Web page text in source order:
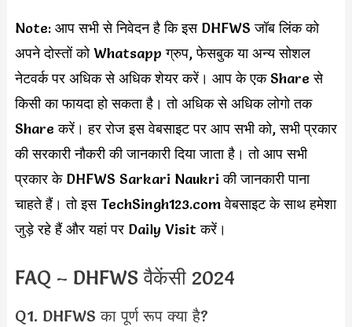
Note: आप सभी से निवेदन है कि इस DHFWS जॉब लिंक को
अपने दोस्तों को Whatsapp ग्रुप, फेसबुक या अन्य सोशल
नेटवर्क पर अधिक से अधिक शेयर करें। आप के एक Share से
किसी का फायदा हो सकता है। तो अधिक से अधिक लोगो तक
Share करें। हर रोज इस वेबसाइट पर आप सभी को, सभी प्रकार
की सरकारी नौकरी की जानकारी दिया जाता है। तो आप सभी
प्रकार के DHFWS Sarkari Naukri की जानकारी पाना
चाहते हैं। तो इस TechSingh123.com वेबसाइट के साथ हमेशा
जुड़े रहे हैं और यहां पर Daily Visit करें।
FAQ – DHFWS वैकेंसी 2024
Q1. DHFWS का पूर्ण रूप क्या है?